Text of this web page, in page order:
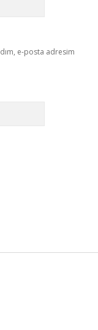
e-posta adresim